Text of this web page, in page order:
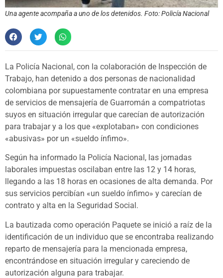
Una agente acompaña a uno de los detenidos. Foto: Policía Nacional
La Policía Nacional, con la colaboración de Inspección de
Trabajo, han detenido a dos personas de nacionalidad
colombiana por supuestamente contratar en una empresa
de servicios de mensajería de Guarromán a compatriotas
suyos en situación irregular que carecían de autorización
para trabajar y a los que «explotaban» con condiciones
«abusivas» por un «sueldo ínfimo».
Según ha informado la Policía Nacional, las jornadas
laborales impuestas oscilaban entre las 12 y 14 horas,
llegando a las 18 horas en ocasiones de alta demanda. Por
sus servicios percibían «un sueldo ínfimo» y carecían de
contrato y alta en la Seguridad Social.
La bautizada como operación Paquete se inició a raíz de la
identificación de un individuo que se encontraba realizando
reparto de mensajería para la mencionada empresa,
encontrándose en situación irregular y careciendo de
autorización alguna para trabajar.